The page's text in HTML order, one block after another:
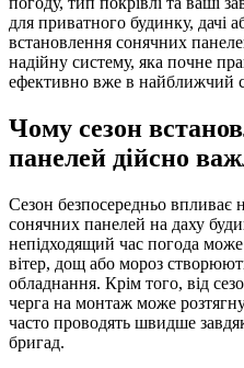
для приватного будинку, дачі
встановлення сонячних
надійну систему, яка почне
ефективно вже в найближчий
Чому сезон
панелей дійсно
Сезон безпосередньо впливає
сонячних панелей на даху
непідходящий час погода
вітер, дощ або мороз
обладнання. Крім того, від
черга на монтаж може
часто проводять швидше
бригад.